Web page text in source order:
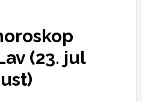
(23. jul